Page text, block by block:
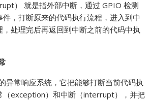
） 就是指外部中断，通过 GPIO 检测
，打断原来的代码执行流程，进入到中
处理完后再返回到中断之前的代码中执
异常响应系统，它把能够打断当前代码执
（exception）和中断（interrupt），并把